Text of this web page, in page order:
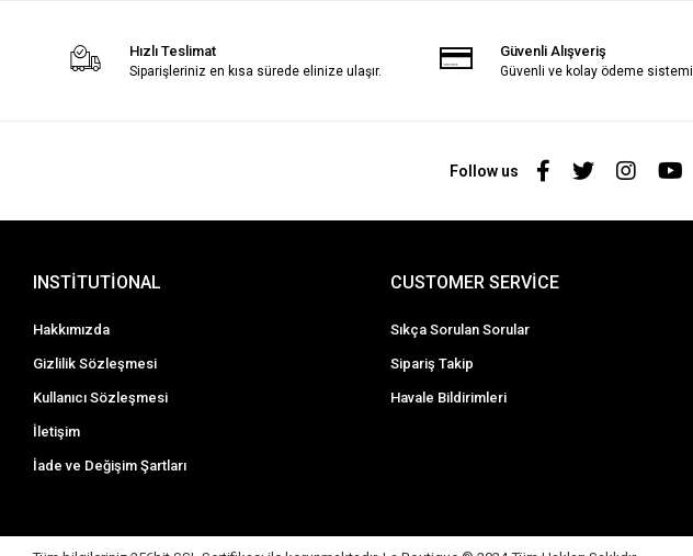
Hızlı Teslimat
Siparişleriniz en kısa sürede elinize ulaşır.
Güvenli Alışveriş
Güvenli ve kolay ödeme sistemi
Follow us
INSTİTUTİONAL
Hakkımızda
Gizlilik Sözleşmesi
Kullanıcı Sözleşmesi
İletişim
İade ve Değişim Şartları
CUSTOMER SERVİCE
Sıkça Sorulan Sorular
Sipariş Takip
Havale Bildirimleri